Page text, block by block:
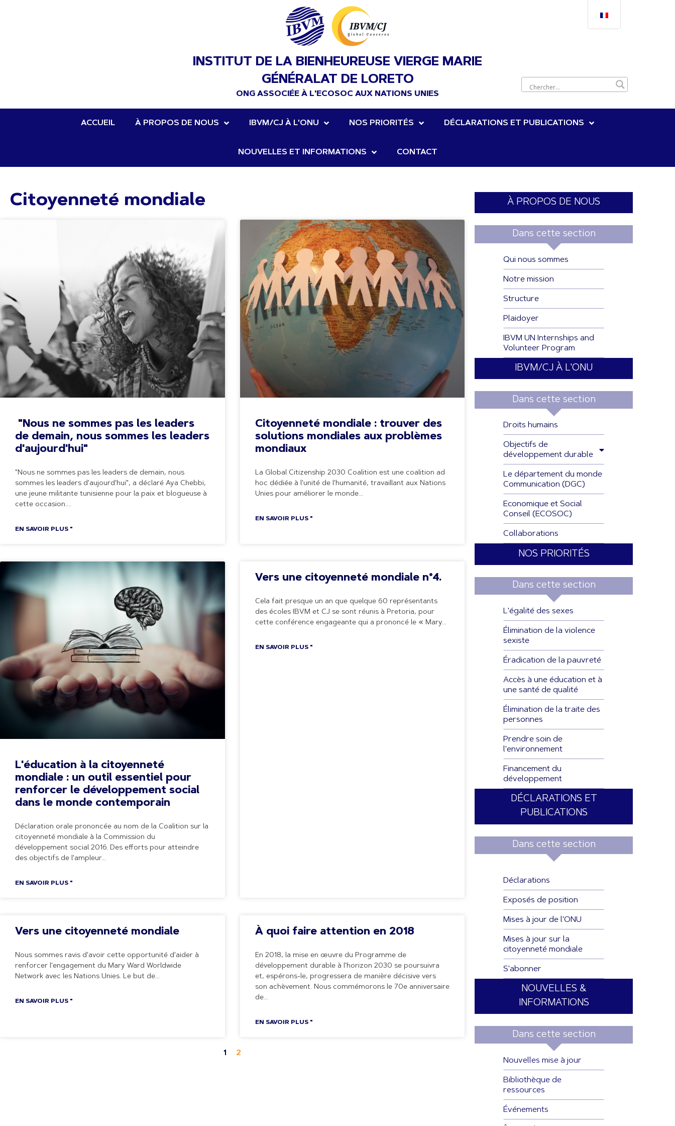
INSTITUT DE LA BIENHEUREUSE VIERGE MARIE
GÉNÉRALAT DE LORETO
ONG ASSOCIÉE À L'ECOSOC AUX NATIONS UNIES
ACCUEIL À PROPOS DE NOUS IBVM/CJ À L'ONU NOS PRIORITÉS DÉCLARATIONS ET PUBLICATIONS
NOUVELLES ET INFORMATIONS CONTACT
Citoyenneté mondiale
"Nous ne sommes pas les leaders
de demain, nous sommes les leaders
d'aujourd'hui"
"Nous ne sommes pas les leaders de demain, nous
sommes les leaders d'aujourd'hui", a déclaré Aya Chebbi,
une jeune militante tunisienne pour la paix et blogueuse à
cette occasion.
EN SAVOIR PLUS "
Citoyenneté mondiale : trouver des
solutions mondiales aux problèmes
mondiaux
La Global Citizenship 2030 Coalition est une coalition ad
hoc dédiée à l'unité de l'humanité, travaillant aux Nations
Unies pour améliorer le monde
EN SAVOIR PLUS "
L'éducation à la citoyenneté
mondiale : un outil essentiel pour
renforcer le développement social
dans le monde contemporain
Déclaration orale prononcée au nom de la Coalition sur la
citoyenneté mondiale à la Commission du
développement social 2016. Des efforts pour atteindre
des objectifs de l'ampleur
EN SAVOIR PLUS "
Vers une citoyenneté mondiale n°4.
Cela fait presque un an que quelque 60 représentants
des écoles IBVM et CJ se sont réunis à Pretoria, pour
cette conférence engageante qui a prononcé le « Mary
EN SAVOIR PLUS "
Vers une citoyenneté mondiale
Nous sommes ravis d'avoir cette opportunité d'aider à
renforcer l'engagement du Mary Ward Worldwide
Network avec les Nations Unies. Le but de
EN SAVOIR PLUS "
À quoi faire attention en 2018
En 2018, la mise en œuvre du Programme de
développement durable à l'horizon 2030 se poursuivra
et, espérons-le, progressera de manière décisive vers
son achèvement. Nous commémorons le 70e anniversaire
de
EN SAVOIR PLUS "
1 2
À PROPOS DE NOUS
Dans cette section
Qui nous sommes
Notre mission
Structure
Plaidoyer
IBVM UN Internships and
Volunteer Program
IBVM/CJ À L'ONU
Dans cette section
Droits humains
Objectifs de
développement durable
Le département du monde
Communication (DGC)
Economique et Social
Conseil (ECOSOC)
Collaborations
NOS PRIORITÉS
Dans cette section
L'égalité des sexes
Élimination de la violence
sexiste
Éradication de la pauvreté
Accès à une éducation et à
une santé de qualité
Élimination de la traite des
personnes
Prendre soin de
l'environnement
Financement du
développement
DÉCLARATIONS ET
PUBLICATIONS
Dans cette section
Déclarations
Exposés de position
Mises à jour de l'ONU
Mises à jour sur la
citoyenneté mondiale
S'abonner
NOUVELLES &
INFORMATIONS
Dans cette section
Nouvelles mise à jour
Bibliothèque de
ressources
Événements